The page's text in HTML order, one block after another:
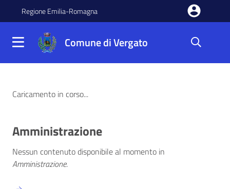
Salta al contenuto principale della pagina
Regione Emilia-Romagna
Comune di Vergato
Comune di Vergato
Notizie in prima pagina
Caricamento in corso...
Amministrazione
Nessun contenuto disponibile al momento in
Amministrazione.